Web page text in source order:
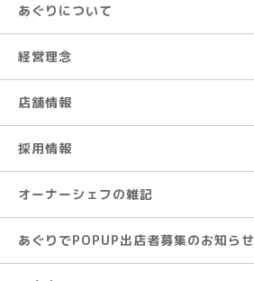
あぐりについて
経営理念
店舗情報
採用情報
オーナーシェフの雑記
あぐりでPOPUP出店者募集のお知らせ